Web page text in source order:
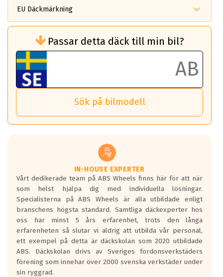
EU Däckmärkning
bränsleförbrukningen)
Det ska vara en betygsskala från klass A
till G för rullmotstånd.
Ett klass A däck kommer ha 6,5% bättre
bränsleförbrukning än ett klass G däck.
Det betyder att om man kör 10,000 km,
så sparar man 50 liter bränsle med ett
vilken körstil du använder.
Våtgrepp egenskaper:
Betygsskalan är satt A till F. Där A påvisar
den kortaste bromssträckan och F är den
längsta.
Inga D eller G betyg delas ut för
personbilar och lätta lastbilar.
Betyget sätts efter ett test där däcken
skall bromsa in på en väg där det ligger
0.5-1.5 mm vatten.
I 80km/h kommer skillnaden på
Passar detta däck till min bil?
Sök på bilmodell
IN-HOUSE EXPERTER
Vårt dedikerade team på ABS Wheels finns här för att när
som helst hjälpa dig med individuella lösningar.
Specialisterna på ABS Wheels är alla utbildade enligt
branschens högsta standard. Samtliga däckexperter hos
oss har minst 5 års erfarenhet, trots den långa
erfarenheten så slutar vi aldrig att utbilda vår personal,
ett exempel på detta är däckskolan som 2020 utbildade
ABS. Däckskolan drivs av Sveriges fordonsverkstäders
förening som innehar över 2000 svenska verkstäder under
sin ryggrad.